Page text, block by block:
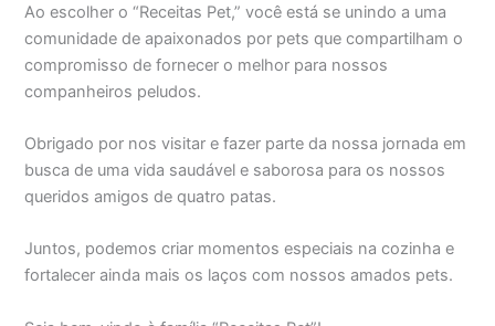
Ao escolher o “Receitas Pet,” você está se unindo a uma
comunidade de apaixonados por pets que compartilham o
compromisso de fornecer o melhor para nossos
companheiros peludos.
Obrigado por nos visitar e fazer parte da nossa jornada em
busca de uma vida saudável e saborosa para os nossos
queridos amigos de quatro patas.
Juntos, podemos criar momentos especiais na cozinha e
fortalecer ainda mais os laços com nossos amados pets.